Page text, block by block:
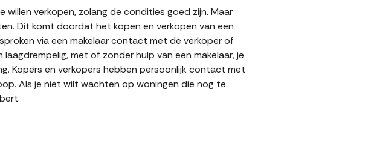
verkopen, zolang de condities goed zijn. Maar
Dit komt doordat het kopen en verkopen van een
via een makelaar contact met de verkoper of
met of zonder hulp van een makelaar, je
Kopers en verkopers hebben persoonlijk contact met
Als je niet wilt wachten op woningen die nog te